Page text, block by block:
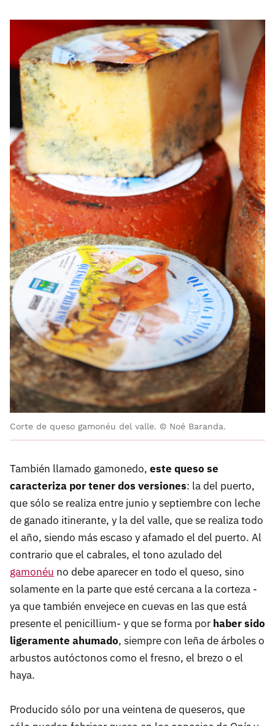
Corte de queso gamonéu del valle. © Noé Baranda.
También llamado gamonedo, este queso se
caracteriza por tener dos versiones: la del puerto,
que sólo se realiza entre junio y septiembre con leche
de ganado itinerante, y la del valle, que se realiza todo
el año, siendo más escaso y afamado el del puerto. Al
contrario que el cabrales, el tono azulado del
gamonéu no debe aparecer en todo el queso, sino
solamente en la parte que esté cercana a la corteza -
ya que también envejece en cuevas en las que está
presente el penicillium- y que se forma por haber sido
ligeramente ahumado, siempre con leña de árboles o
arbustos autóctonos como el fresno, el brezo o el
haya.
Producido sólo por una veintena de queseros, que